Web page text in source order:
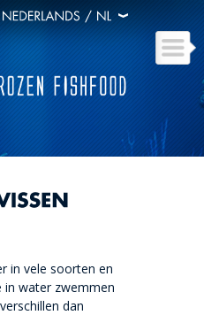
in vele soorten en
in water zwemmen
dan